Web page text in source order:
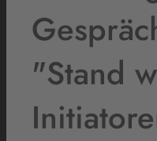
"Stand